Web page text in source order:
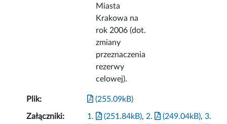
Miasta
Krakowa na
rok 2006 (dot.
zmiany
przeznaczenia
rezerwy
celowej).
Plik: (255.09kB)
Załączniki: 1. (251.84kB), 2. (249.04kB),3.